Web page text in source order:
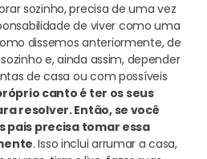
sozinho, precisa de uma vez
de viver como uma
dissemos anteriormente, de
e, ainda assim, depender
de casa ou com possíveis
canto é ter os seus
resolver. Então, se você
pais precisa tomar essa
. Isso inclui arrumar a casa,